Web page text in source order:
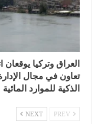
العراق وتركيا يوقعان
تعاون في مجال
الذكية للموارد المائية
NEXT